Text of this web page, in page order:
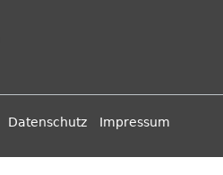
Datenschutz Impressum